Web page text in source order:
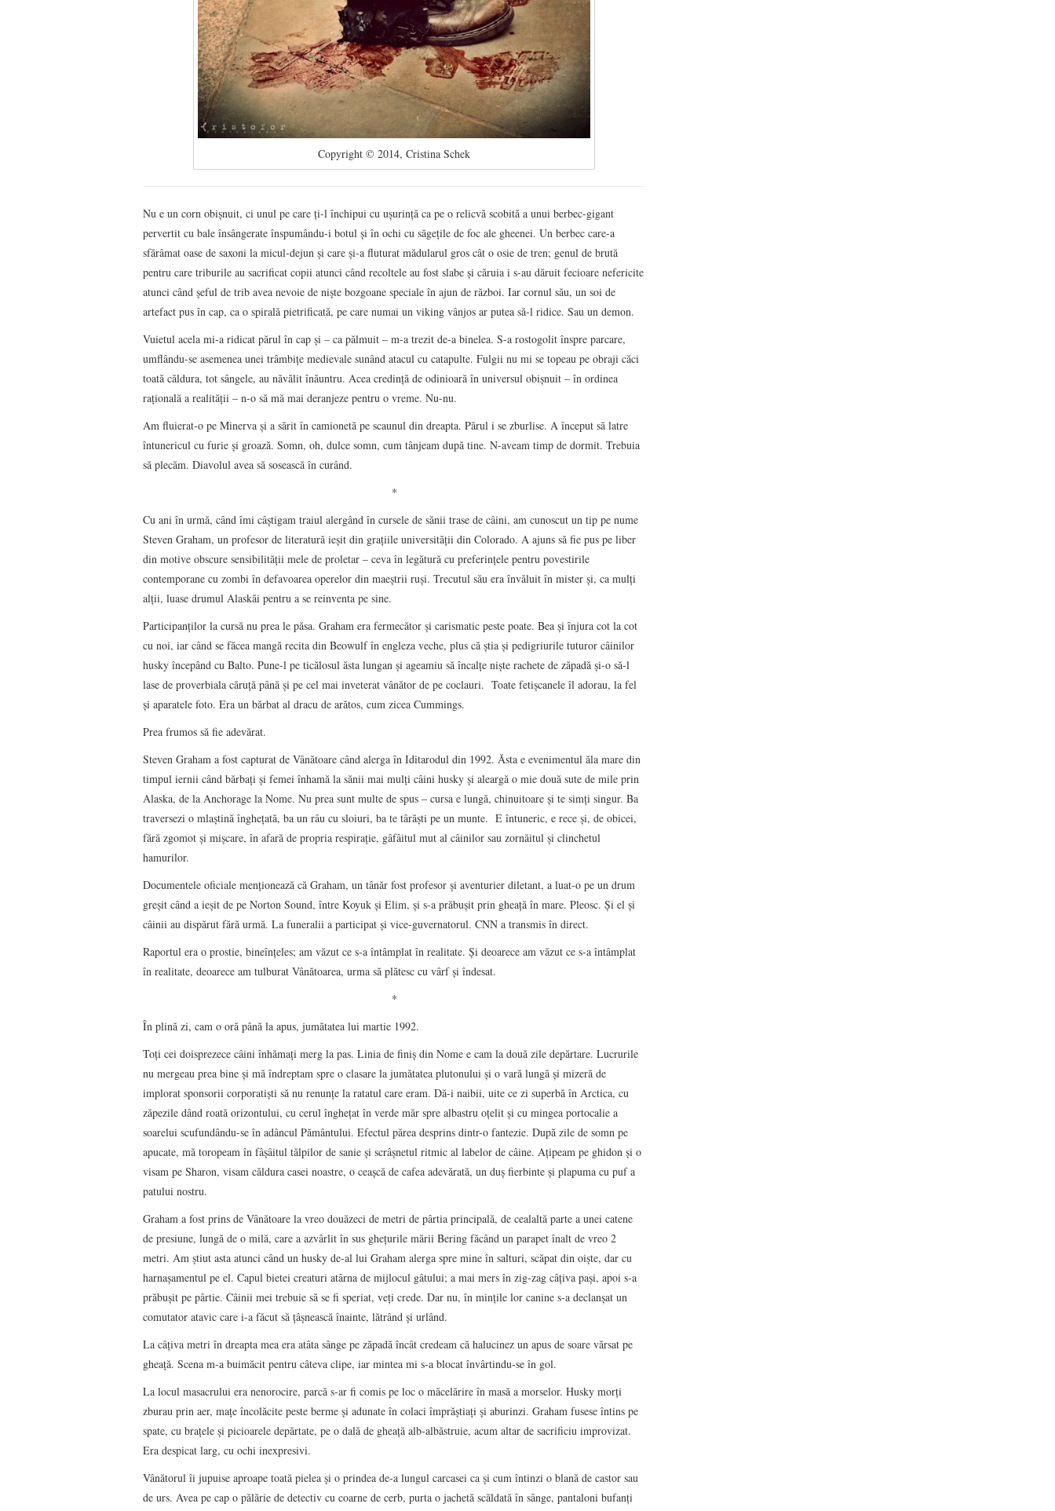
Copyright © 2014, Cristina Schek
Nu e un corn obişnuit, ci unul pe care ţi-l închipui cu uşurinţă ca pe o relicvă scobită a unui berbec-gigant
pervertit cu bale însângerate înspumându-i botul şi în ochi cu săgeţile de foc ale gheenei. Un berbec care-a
sfărâmat oase de saxoni la micul-dejun şi care şi-a fluturat mădularul gros cât o osie de tren; genul de brută
pentru care triburile au sacrificat copii atunci când recoltele au fost slabe şi căruia i s-au dăruit fecioare nefericite
atunci când şeful de trib avea nevoie de nişte bozgoane speciale în ajun de război. Iar cornul său, un soi de
artefact pus în cap, ca o spirală pietrificată, pe care numai un viking vânjos ar putea să-l ridice. Sau un demon.
Vuietul acela mi-a ridicat părul în cap şi – ca pălmuit – m-a trezit de-a binelea. S-a rostogolit înspre parcare,
umflându-se asemenea unei trâmbiţe medievale sunând atacul cu catapulte. Fulgii nu mi se topeau pe obraji căci
toată căldura, tot sângele, au năvălit înăuntru. Acea credinţă de odinioară în universul obişnuit – în ordinea
raţională a realităţii – n-o să mă mai deranjeze pentru o vreme. Nu-nu.
Am fluierat-o pe Minerva şi a sărit în camionetă pe scaunul din dreapta. Părul i se zburlise. A început să latre
întunericul cu furie şi groază. Somn, oh, dulce somn, cum tânjeam după tine. N-aveam timp de dormit. Trebuia
să plecăm. Diavolul avea să sosească în curând.
*
Cu ani în urmă, când îmi câştigam traiul alergând în cursele de sănii trase de câini, am cunoscut un tip pe nume
Steven Graham, un profesor de literatură ieşit din graţiile universităţii din Colorado. A ajuns să fie pus pe liber
din motive obscure sensibilităţii mele de proletar – ceva în legătură cu preferinţele pentru povestirile
contemporane cu zombi în defavoarea operelor din maeştrii ruşi. Trecutul său era învăluit în mister şi, ca mulţi
alţii, luase drumul Alaskăi pentru a se reinventa pe sine.
Participanţilor la cursă nu prea le păsa. Graham era fermecător şi carismatic peste poate. Bea şi înjura cot la cot
cu noi, iar când se făcea mangă recita din Beowulf în engleza veche, plus că ştia şi pedigriurile tuturor câinilor
husky începând cu Balto. Pune-l pe ticălosul ăsta lungan şi ageamiu să încalţe nişte rachete de zăpadă şi-o să-l
lase de proverbiala căruţă până şi pe cel mai inveterat vânător de pe coclauri. Toate fetişcanele îl adorau, la fel
şi aparatele foto. Era un bărbat al dracu de arătos, cum zicea Cummings.
Prea frumos să fie adevărat.
Steven Graham a fost capturat de Vânătoare când alerga în Iditarodul din 1992. Ăsta e evenimentul ăla mare din
timpul iernii când bărbaţi şi femei înhamă la sănii mai mulţi câini husky şi aleargă o mie două sute de mile prin
Alaska, de la Anchorage la Nome. Nu prea sunt multe de spus – cursa e lungă, chinuitoare şi te simţi singur. Ba
traversezi o mlaştină îngheţată, ba un râu cu sloiuri, ba te târăşti pe un munte. E întuneric, e rece şi, de obicei,
fără zgomot şi mişcare, în afară de propria respiraţie, gâfâitul mut al câinilor sau zornăitul şi clinchetul
hamurilor.
Documentele oficiale menţionează că Graham, un tânăr fost profesor şi aventurier diletant, a luat-o pe un drum
greşit când a ieşit de pe Norton Sound, între Koyuk şi Elim, şi s-a prăbuşit prin gheaţă în mare. Pleosc. Şi el şi
câinii au dispărut fără urmă. La funeralii a participat şi vice-guvernatorul. CNN a transmis în direct.
Raportul era o prostie, bineînţeles; am văzut ce s-a întâmplat în realitate. Şi deoarece am văzut ce s-a întâmplat
în realitate, deoarece am tulburat Vânătoarea, urma să plătesc cu vârf şi îndesat.
*
În plină zi, cam o oră până la apus, jumătatea lui martie 1992.
Toţi cei doisprezece câini înhămaţi merg la pas. Linia de finiş din Nome e cam la două zile depărtare. Lucrurile
nu mergeau prea bine şi mă îndreptam spre o clasare la jumătatea plutonului şi o vară lungă şi mizeră de
implorat sponsorii corporatişti să nu renunţe la ratatul care eram. Dă-i naibii, uite ce zi superbă în Arctica, cu
zăpezile dând roată orizontului, cu cerul îngheţat în verde măr spre albastru oţelit şi cu mingea portocalie a
soarelui scufundându-se în adâncul Pământului. Efectul părea desprins dintr-o fantezie. După zile de somn pe
apucate, mă toropeam în fâşâitul tălpilor de sanie şi scrâşnetul ritmic al labelor de câine. Aţipeam pe ghidon şi o
visam pe Sharon, visam căldura casei noastre, o ceaşcă de cafea adevărată, un duş fierbinte şi plapuma cu puf a
patului nostru.
Graham a fost prins de Vânătoare la vreo douăzeci de metri de pârtia principală, de cealaltă parte a unei catene
de presiune, lungă de o milă, care a azvârlit în sus gheţurile mării Bering făcând un parapet înalt de vreo 2
metri. Am ştiut asta atunci când un husky de-al lui Graham alerga spre mine în salturi, scăpat din oişte, dar cu
harnaşamentul pe el. Capul bietei creaturi atârna de mijlocul gâtului; a mai mers în zig-zag câţiva paşi, apoi s-a
prăbuşit pe pârtie. Câinii mei trebuie să se fi speriat, veţi crede. Dar nu, în minţile lor canine s-a declanşat un
comutator atavic care i-a făcut să ţâşnească înainte, lătrând şi urlând.
La câţiva metri în dreapta mea era atâta sânge pe zăpadă încât credeam că halucinez un apus de soare vărsat pe
gheaţă. Scena m-a buimăcit pentru câteva clipe, iar mintea mi s-a blocat învârtindu-se în gol.
La locul masacrului era nenorocire, parcă s-ar fi comis pe loc o măcelărire în masă a morselor. Husky morţi
zburau prin aer, maţe încolăcite peste berme şi adunate în colaci împrăştiaţi şi aburinzi. Graham fusese întins pe
spate, cu braţele şi picioarele depărtate, pe o dală de gheaţă alb-albăstruie, acum altar de sacrificiu improvizat.
Era despicat larg, cu ochi inexpresivi.
Vânătorul îi jupuise aproape toată pielea şi o prindea de-a lungul carcasei ca şi cum întinzi o blană de castor sau
de urs. Avea pe cap o pălărie de detectiv cu coarne de cerb, purta o jachetă scăldată în sânge, pantaloni bufanţi